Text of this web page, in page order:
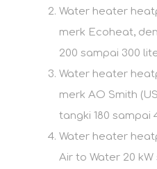
Water heater
merk Ecoheat,
200 sampai 300
Water heater
merk AO Smith
tangki 180 sampai
Water heater
Air to Water 20 kW